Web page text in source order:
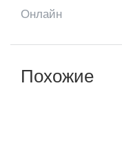
Онлайн
Похожие